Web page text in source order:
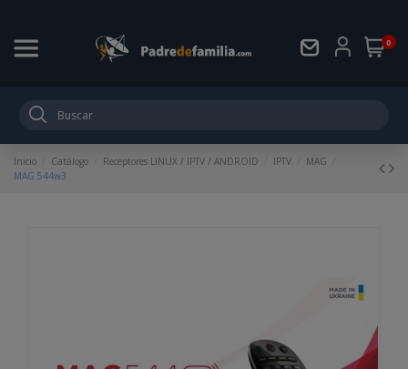
0
Inicio Catálogo Receptores LINUX / IPTV / ANDROID IPTV
MAG
MAG 544w3